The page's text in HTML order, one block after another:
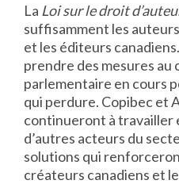
La Loi sur le droit
suffisamment les
et les éditeurs
prendre des mesures au
parlementaire en cours
qui perdure. Copibec et
continueront à travailler
d’autres acteurs du
solutions qui
créateurs canadiens et